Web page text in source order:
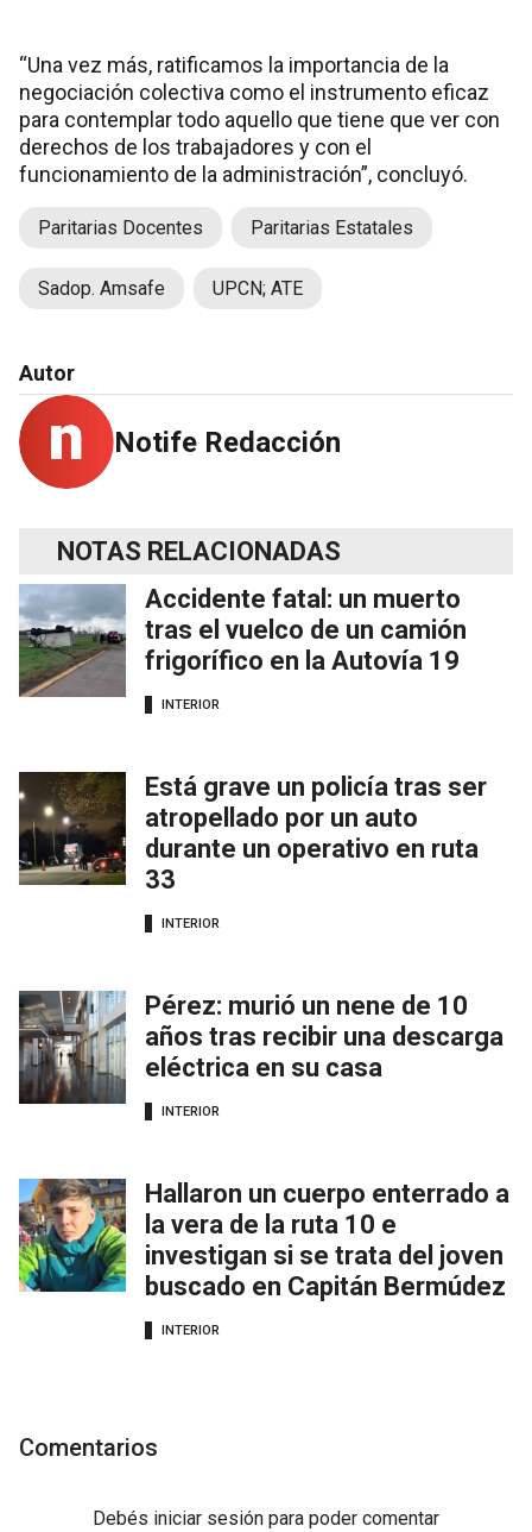
“Una vez más, ratificamos la importancia de la
negociación colectiva como el instrumento eficaz
para contemplar todo aquello que tiene que ver con
derechos de los trabajadores y con el
funcionamiento de la administración”, concluyó.
Paritarias Docentes Paritarias Estatales
Sadop. Amsafe UPCN; ATE
Autor
Notife Redacción
NOTAS RELACIONADAS
Accidente fatal: un muerto
tras el vuelco de un camión
frigorífico en la Autovía 19
INTERIOR
Está grave un policía tras ser
atropellado por un auto
durante un operativo en ruta
33
INTERIOR
Pérez: murió un nene de 10
años tras recibir una descarga
eléctrica en su casa
INTERIOR
Hallaron un cuerpo enterrado a
la vera de la ruta 10 e
investigan si se trata del joven
buscado en Capitán Bermúdez
INTERIOR
Comentarios
Debés iniciar sesión para poder comentar